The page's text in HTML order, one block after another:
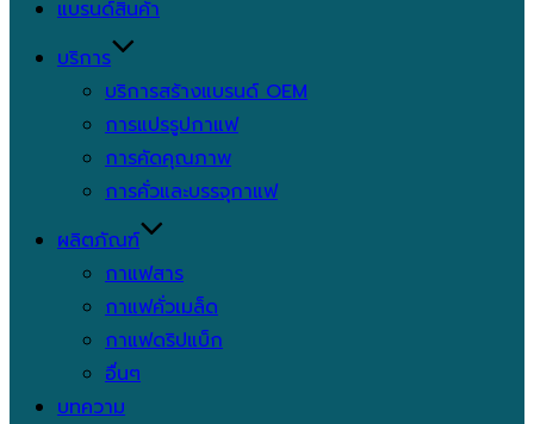
แบรนด์สินค้า
บริการ
บริการสร้างแบรนด์ OEM
การแปรรูปกาแฟ
การคัดคุณภาพ
การคั่วและบรรจุกาแฟ
ผลิตภัณฑ์
กาแฟสาร
กาแฟคั่วเมล็ด
กาแฟดริปแบ็ก
อื่นๆ
บทความ